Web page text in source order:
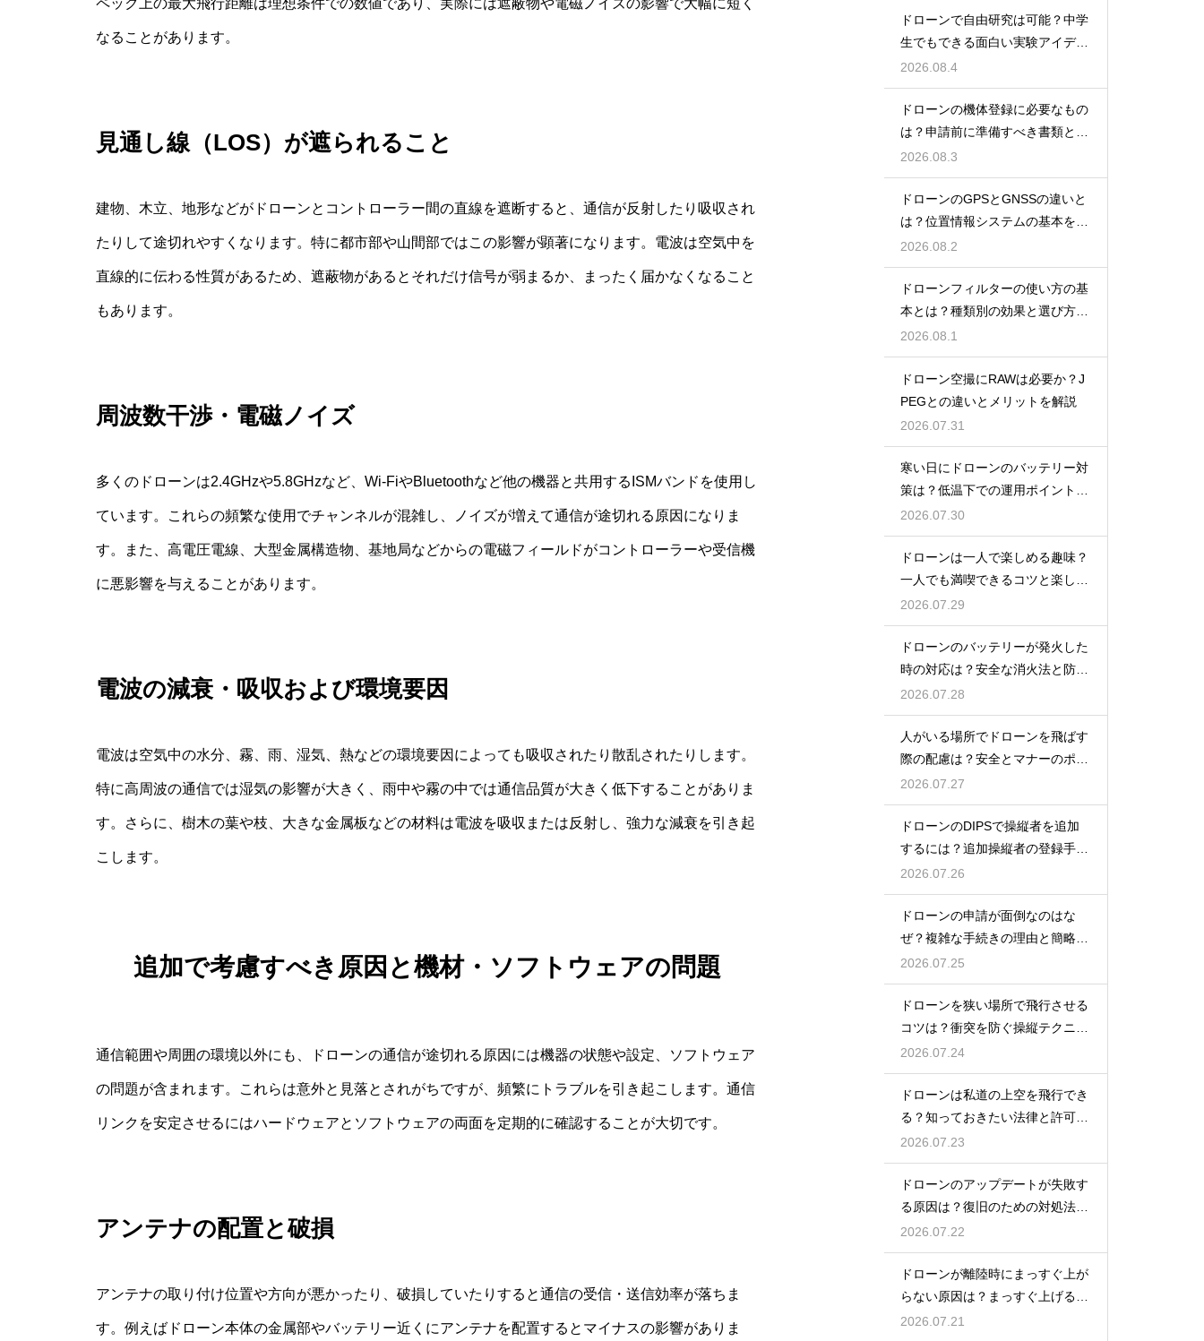
ペック上の最大飛行距離は理想条件での数値であり、実際には遮蔽物や電磁ノイズの影響で大幅に短く
なることがあります。
見通し線（LOS）が遮られること
建物、木立、地形などがドローンとコントローラー間の直線を遮断すると、通信が反射したり吸収され
たりして途切れやすくなります。特に都市部や山間部ではこの影響が顕著になります。電波は空気中を
直線的に伝わる性質があるため、遮蔽物があるとそれだけ信号が弱まるか、まったく届かなくなること
もあります。
周波数干渉・電磁ノイズ
多くのドローンは2.4GHzや5.8GHzなど、Wi-FiやBluetoothなど他の機器と共用するISMバンドを使用し
ています。これらの頻繁な使用でチャンネルが混雑し、ノイズが増えて通信が途切れる原因になりま
す。また、高電圧電線、大型金属構造物、基地局などからの電磁フィールドがコントローラーや受信機
に悪影響を与えることがあります。
電波の減衰・吸収および環境要因
電波は空気中の水分、霧、雨、湿気、熱などの環境要因によっても吸収されたり散乱されたりします。
特に高周波の通信では湿気の影響が大きく、雨中や霧の中では通信品質が大きく低下することがありま
す。さらに、樹木の葉や枝、大きな金属板などの材料は電波を吸収または反射し、強力な減衰を引き起
こします。
追加で考慮すべき原因と機材・ソフトウェアの問題
通信範囲や周囲の環境以外にも、ドローンの通信が途切れる原因には機器の状態や設定、ソフトウェア
の問題が含まれます。これらは意外と見落とされがちですが、頻繁にトラブルを引き起こします。通信
リンクを安定させるにはハードウェアとソフトウェアの両面を定期的に確認することが大切です。
アンテナの配置と破損
アンテナの取り付け位置や方向が悪かったり、破損していたりすると通信の受信・送信効率が落ちま
す。例えばドローン本体の金属部やバッテリー近くにアンテナを配置するとマイナスの影響がありま
ドローンで自由研究は可能？中学
生でもできる面白い実験アイデア
を紹介
2026.08.4
ドローンの機体登録に必要なもの
は？申請前に準備すべき書類と情
報
2026.08.3
ドローンのGPSとGNSSの違いと
は？位置情報システムの基本を解
説
2026.08.2
ドローンフィルターの使い方の基
本とは？種類別の効果と選び方を
解説
2026.08.1
ドローン空撮にRAWは必要か？J
PEGとの違いとメリットを解説
2026.07.31
寒い日にドローンのバッテリー対
策は？低温下での運用ポイントと
注意点
2026.07.30
ドローンは一人で楽しめる趣味？
一人でも満喫できるコツと楽しみ
方
2026.07.29
ドローンのバッテリーが発火した
時の対応は？安全な消火法と防止
策を解説
2026.07.28
人がいる場所でドローンを飛ばす
際の配慮は？安全とマナーのポイ
ント
2026.07.27
ドローンのDIPSで操縦者を追加
するには？追加操縦者の登録手順
を解説
2026.07.26
ドローンの申請が面倒なのはな
ぜ？複雑な手続きの理由と簡略化
の動向
2026.07.25
ドローンを狭い場所で飛行させる
コツは？衝突を防ぐ操縦テクニッ
クを解説
2026.07.24
ドローンは私道の上空を飛行でき
る？知っておきたい法律と許可の
ルール
2026.07.23
ドローンのアップデートが失敗す
る原因は？復旧のための対処法を
解説
2026.07.22
ドローンが離陸時にまっすぐ上が
らない原因は？まっすぐ上げるた
めのコツを解説
2026.07.21